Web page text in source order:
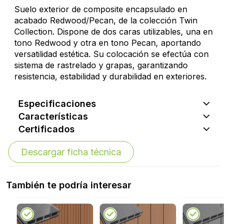
Suelo exterior de composite encapsulado en
acabado Redwood/Pecan, de la colección Twin
Collection. Dispone de dos caras utilizables, una en
tono Redwood y otra en tono Pecan, aportando
versatilidad estética. Su colocación se efectúa con
sistema de rastrelado y grapas, garantizando
resistencia, estabilidad y durabilidad en exteriores.
Especificaciones
Características
Certificados
Descargar ficha técnica
También te podría interesar